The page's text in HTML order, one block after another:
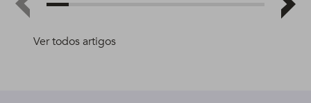
Ver todos artigos